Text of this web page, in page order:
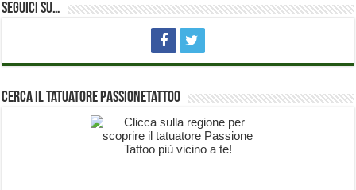
Seguici su…
Cerca il Tatuatore PassioneTattoo